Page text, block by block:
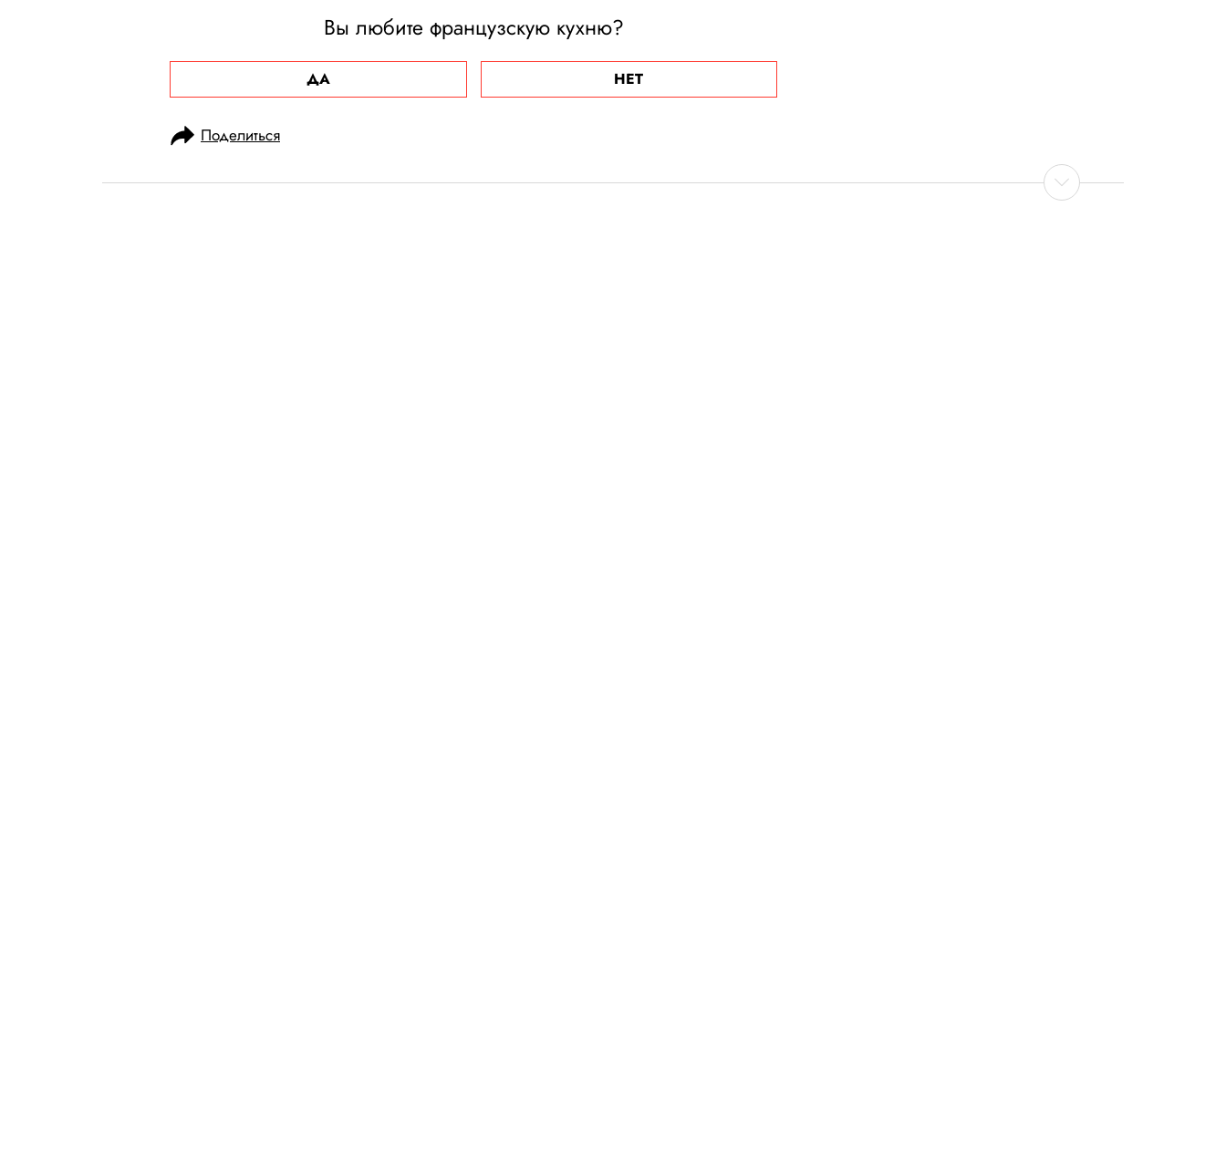
Вы любите французскую кухню?
ДА НЕТ
Поделиться